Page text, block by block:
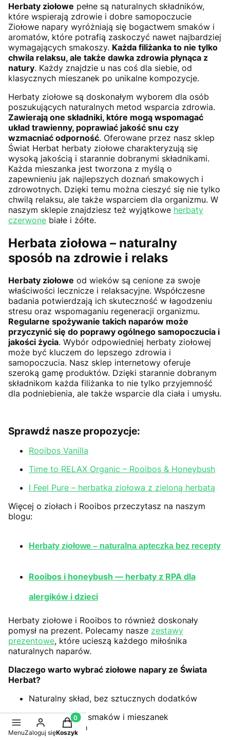
Herbaty ziołowe pełne są naturalnych składników,
które wspierają zdrowie i dobre samopoczucie
Ziołowe napary wyróżniają się bogactwem smaków i
aromatów, które potrafią zaskoczyć nawet najbardziej
wymagających smakoszy. Każda filiżanka to nie tylko
chwila relaksu, ale także dawka zdrowia płynąca z
natury. Każdy znajdzie u nas coś dla siebie, od
klasycznych mieszanek po unikalne kompozycje.
Herbaty ziołowe są doskonałym wyborem dla osób
poszukujących naturalnych metod wsparcia zdrowia.
Zawierają one składniki, które mogą wspomagać
układ trawienny, poprawiać jakość snu czy
wzmacniać odporność. Oferowane przez nasz sklep
Świat Herbat herbaty ziołowe charakteryzują się
wysoką jakością i starannie dobranymi składnikami.
Każda mieszanka jest tworzona z myślą o
zapewnieniu jak najlepszych doznań smakowych i
zdrowotnych. Dzięki temu można cieszyć się nie tylko
chwilą relaksu, ale także wsparciem dla organizmu. W
naszym sklepie znajdziesz też wyjątkowe herbaty
czerwone białe i żółte.
Herbata ziołowa – naturalny
sposób na zdrowie i relaks
Herbaty ziołowe od wieków są cenione za swoje
właściwości lecznicze i relaksacyjne. Współczesne
badania potwierdzają ich skuteczność w łagodzeniu
stresu oraz wspomaganiu regeneracji organizmu.
Regularne spożywanie takich naparów może
przyczynić się do poprawy ogólnego samopoczucia i
jakości życia. Wybór odpowiedniej herbaty ziołowej
może być kluczem do lepszego zdrowia i
samopoczucia. Nasz sklep internetowy oferuje
szeroką gamę produktów. Dzięki starannie dobranym
składnikom każda filiżanka to nie tylko przyjemność
dla podniebienia, ale także wsparcie dla ciała i umysłu.
Sprawdź nasze propozycje:
Rooibos Vanilla
Time to RELAX Organic – Rooibos & Honeybush
I Feel Pure – herbatka ziołowa z zieloną herbatą
Więcej o ziołach i Rooibos przeczytasz na naszym
blogu:
Herbaty ziołowe – naturalna apteczka bez recepty
Rooibos i honeybush — herbaty z RPA dla
alergików i dzieci
Herbaty ziołowe i Rooibos to również doskonały
pomysł na prezent. Polecamy nasze zestawy
prezentowe, które ucieszą każdego miłośnika
naturalnych naparów.
Dlaczego warto wybrać ziołowe napary ze Świata
Herbat?
Naturalny skład, bez sztucznych dodatków
Szeroki wybór smaków i mieszanek
funkcjonalnych
MenuZaloguj się
Produkty w koszyku: 0. Zobacz szczegóły
Koszyk